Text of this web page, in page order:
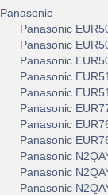
Panasonic
Panasonic
Panasonic
Panasonic
Panasonic
Panasonic
Panasonic
Panasonic
Panasonic
Panasonic
Panasonic
Panasonic